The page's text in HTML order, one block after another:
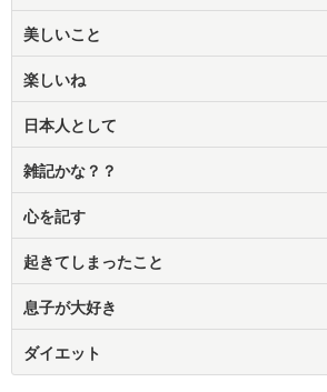
美しいこと
楽しいね
日本人として
雑記かな？？
心を記す
起きてしまったこと
息子が大好き
ダイエット